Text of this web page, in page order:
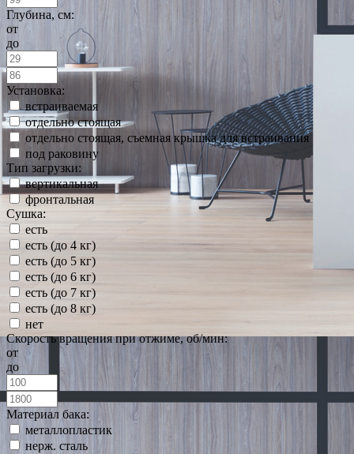
Глубина, см:
от
до
Установка:
встраиваемая
отдельно стоящая
отдельно стоящая, съемная крышка для встраивания
под раковину
Тип загрузки:
вертикальная
фронтальная
Сушка:
есть
есть (до 4 кг)
есть (до 5 кг)
есть (до 6 кг)
есть (до 7 кг)
есть (до 8 кг)
нет
Скорость вращения при отжиме, об/мин:
от
до
Материал бака:
металлопластик
нерж. сталь